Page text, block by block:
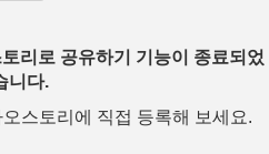
리로 공유하기 기능이 종료되었
니다.
스토리에 직접 등록해 보세요.